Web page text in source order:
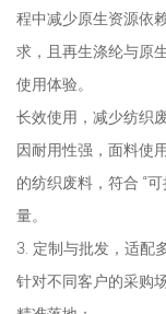
程中减少原生资源依
求，且再生涤纶与原
使用体验。
长效使用，减少纺织
因耐用性强，面料使
的纺织废料，符合 “
量。
3. 定制与批发，适配
针对不同客户的采购